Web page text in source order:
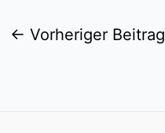
← Vorheriger Beitrag